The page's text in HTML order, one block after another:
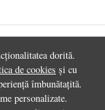
dorită.
de cookies și cu
îmbunătațită.
personalizate.